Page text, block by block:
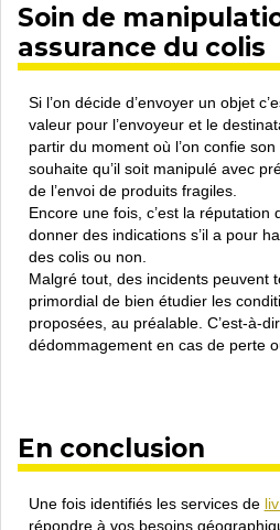
Soin de
assurance du colis
Si l’on décide d’envoyer un objet
valeur pour l’envoyeur et le
partir du moment où l’on confie
souhaite qu’il soit manipulé avec
de l’envoi de produits fragiles.
Encore une fois, c’est la réputation
donner des indications s’il a pour
des colis ou non.
Malgré tout, des incidents peuvent
primordial de bien étudier les
proposées, au préalable. C’est-à-
dédommagement en cas de perte
En conclusion
Une fois identifiés les services de
répondre à vos besoins